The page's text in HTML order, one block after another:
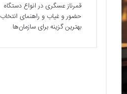
قمرناز عسگری درانواع دستگاه
حضور و غیاب و راهنمای انتخاب
بهترین گزینه برای سازمان‌ها